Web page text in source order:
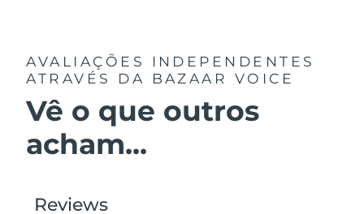
AVALIAÇÕES INDEPENDENTES
ATRAVÉS DA BAZAAR VOICE
Vê o que outros
acham...